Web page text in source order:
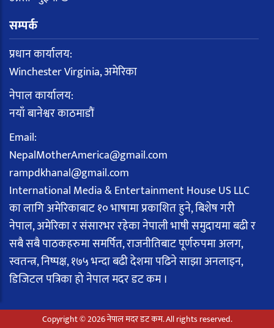
सम्पर्क
प्रधान कार्यालय:
Winchester Virginia, अमेरिका
नेपाल कार्यालय:
नयाँ बानेश्वर काठमाडौं
Email:
NepalMotherAmerica@gmail.com
rampdkhanal@gmail.com
International Media & Entertainment House US LLC
का लागि अमेरिकाबाट १० भाषामा प्रकाशित हुने, बिशेष गरी
नेपाल, अमेरिका र संसारभर रहेका नेपाली भाषी समुदायमा बढी र
सबै सबै पाठकहरुमा समर्पित, राजनीतिबाट पूर्णरुपमा अलग,
स्वतन्त्र, निष्पक्ष, १७५ भन्दा बढी देशमा पढिने साझा अनलाइन,
डिजिटल पत्रिका हो नेपाल मदर डट कम ।
Copyright © 2026 नेपाल मदर डट कम. All rights reserved.